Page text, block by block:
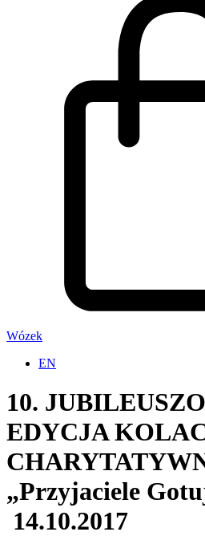
Wózek
EN
10.
EDYCJA
„Przyjaciele
14.10.2017